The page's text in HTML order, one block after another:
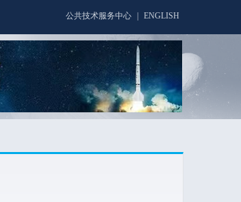
公共技术服务中心 ENGLISH